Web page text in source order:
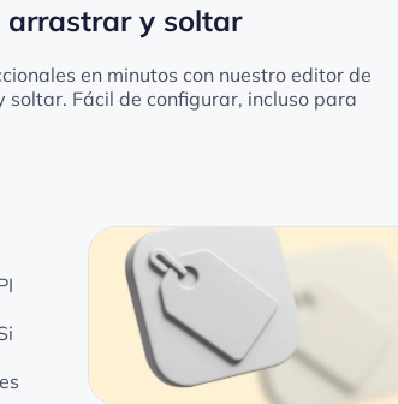
arrastrar y soltar
en minutos con nuestro editor de
Fácil de configurar, incluso para